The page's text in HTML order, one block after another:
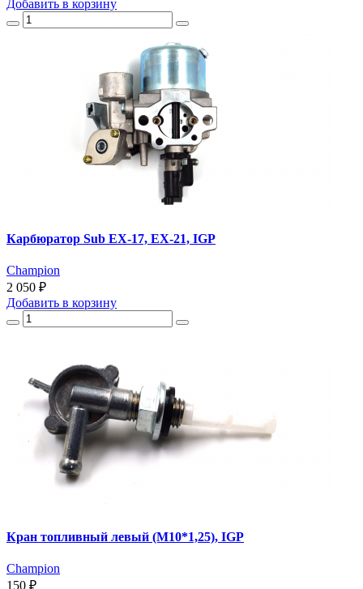
Добавить в корзину
Карбюратор Sub ЕХ-17, EX-21, IGP
Champion
2 050 ₽
Добавить в корзину
Кран топливный левый (M10*1,25), IGP
Champion
150 ₽